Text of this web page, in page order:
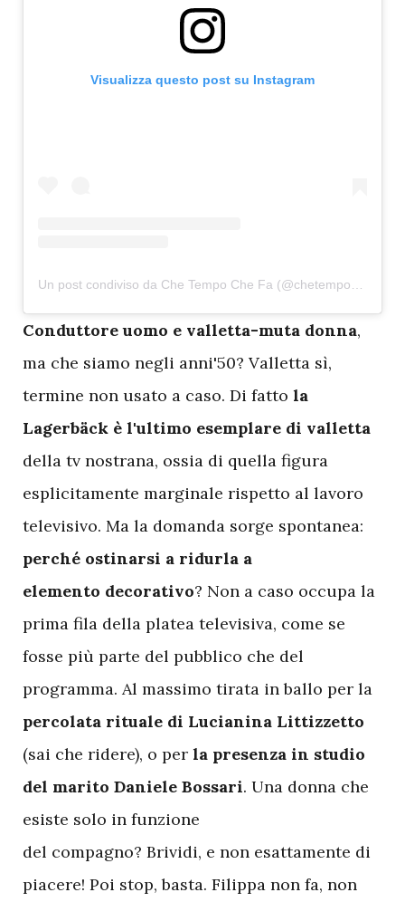
Visualizza questo post su Instagram
Conduttore uomo e valletta-muta donna,
ma che siamo negli anni'50? Valletta sì,
termine non usato a caso. Di fatto la
Lagerbäck è l'ultimo esemplare di valletta
della tv nostrana, ossia di quella figura
esplicitamente marginale rispetto al lavoro
televisivo. Ma la domanda sorge spontanea:
perché ostinarsi a ridurla a
elemento decorativo? Non a caso occupa la
prima fila della platea televisiva, come se
fosse più parte del pubblico che del
programma. Al massimo tirata in ballo per la
percolata rituale di Lucianina Littizzetto
(sai che ridere), o per la presenza in studio
del marito Daniele Bossari. Una donna che
esiste solo in funzione
del compagno? Brividi, e non esattamente di
piacere! Poi stop, basta. Filippa non fa, non